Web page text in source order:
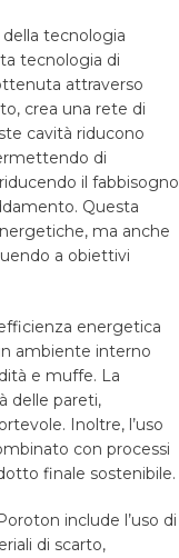
della tecnologia
tecnologia di
attraverso
crea una rete di
cavità riducono
di
il fabbisogno
Questa
ma anche
a obiettivi
energetica
ambiente interno
e muffe. La
delle pareti,
Inoltre, l’uso
con processi
finale sostenibile.
include l’uso di
di scarto,